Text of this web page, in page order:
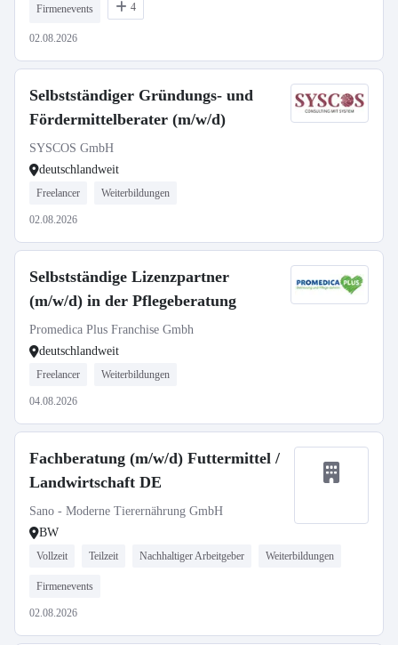
Firmenevents 4
02.08.2026
Selbstständiger Gründungs- und
Fördermittelberater (m/w/d)
SYSCOS GmbH
deutschlandweit
Freelancer Weiterbildungen
02.08.2026
Selbstständige Lizenzpartner
(m/w/d) in der Pflegeberatung
Promedica Plus Franchise Gmbh
deutschlandweit
Freelancer Weiterbildungen
04.08.2026
Fachberatung (m/w/d) Futtermittel /
Landwirtschaft DE
Sano - Moderne Tierernährung GmbH
BW
Vollzeit Teilzeit Nachhaltiger Arbeitgeber Weiterbildungen
Firmenevents
02.08.2026